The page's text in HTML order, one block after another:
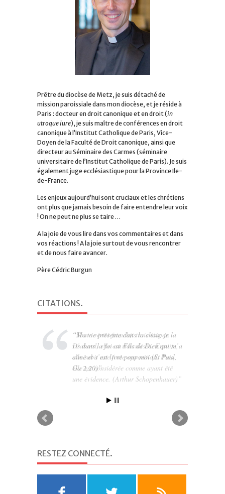
Prêtre du diocèse de Metz, je suis détaché de
mission paroissiale dans mon diocèse, et je réside à
Paris : docteur en droit canonique et en droit (in
utroque iure), je suis maître de conférences en droit
canonique à l’Institut Catholique de Paris, Vice-
Doyen de la Faculté de Droit canonique, ainsi que
directeur au Séminaire des Carmes (séminaire
universitaire de l’Institut Catholique de Paris). Je suis
également juge ecclésiastique pour la Province Ile-
de-France.
Les enjeux aujourd’hui sont cruciaux et les chrétiens
ont plus que jamais besoin de faire entendre leur voix
! On ne peut ne plus se taire …
A la joie de vous lire dans vos commentaires et dans
vos réactions ! A la joie surtout de vous rencontrer
et de nous faire avancer.
Père Cédric Burgun
CITATIONS.
Ma vie présente dans la chair, je la
vis dans la foi au Fils de Dieu qui m’a
aimé et s’est livré pour moi (St Paul,
Ga 2,20)
RESTEZ CONNECTÉ